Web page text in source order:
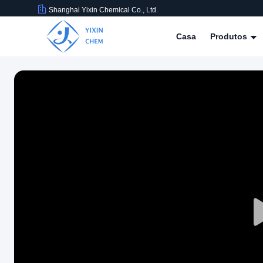
Shanghai Yixin Chemical Co., Ltd.
Casa Produtos